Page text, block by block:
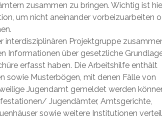
zusammen zu bringen. Wichtig ist
um nicht aneinander vorbeizuarbeiten
interdisziplinären Projektgruppe
Informationen über gesetzliche
erfasst haben. Die Arbeitshilfe enthält
sowie Musterbögen, mit denen Fälle von
Jugendamt gemeldet werden
Jugendämter, Amtsgerichte,
sowie weitere Institutionen